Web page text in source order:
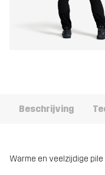
Beschrijving
Warme en veelzijdige